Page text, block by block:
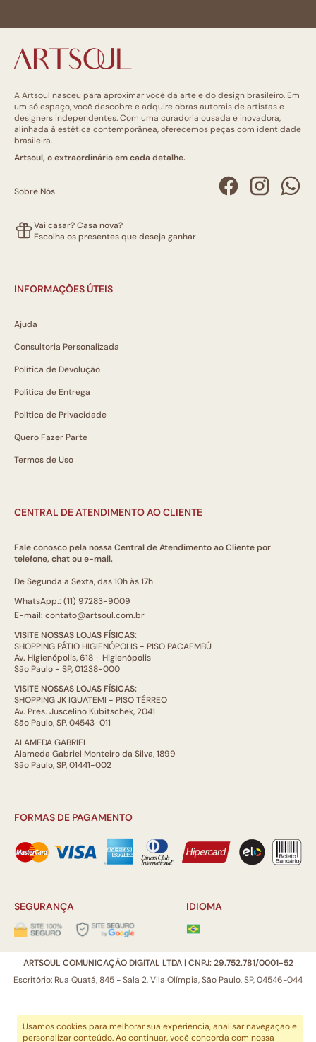
A Artsoul nasceu para aproximar você da arte e do design brasileiro. Em
um só espaço, você descobre e adquire obras autorais de artistas e
designers independentes. Com uma curadoria ousada e inovadora,
alinhada à estética contemporânea, oferecemos peças com identidade
brasileira.
Artsoul, o extraordinário em cada detalhe.
Sobre Nós
Vai casar? Casa nova?
Escolha os presentes que deseja ganhar
INFORMAÇÕES ÚTEIS
Ajuda
Consultoria Personalizada
Política de Devolução
Política de Entrega
Política de Privacidade
Quero Fazer Parte
Termos de Uso
CENTRAL DE ATENDIMENTO AO CLIENTE
Fale conosco pela nossa Central de Atendimento ao Cliente por
telefone, chat ou e-mail.
De Segunda a Sexta, das 10h às 17h
WhatsApp.: (11) 97283-9009
E-mail: contato@artsoul.com.br
VISITE NOSSAS LOJAS FÍSICAS:
SHOPPING PÁTIO HIGIENÓPOLIS - PISO PACAEMBÚ
Av. Higienópolis, 618 - Higienópolis
São Paulo - SP, 01238-000
VISITE NOSSAS LOJAS FÍSICAS:
SHOPPING JK IGUATEMI - PISO TÉRREO
Av. Pres. Juscelino Kubitschek, 2041
São Paulo, SP, 04543-011
ALAMEDA GABRIEL
Alameda Gabriel Monteiro da Silva, 1899
São Paulo, SP, 01441-002
FORMAS DE PAGAMENTO
SEGURANÇA IDIOMA
ARTSOUL COMUNICAÇÃO DIGITAL LTDA | CNPJ: 29.752.781/0001-52
Escritório: Rua Quatá, 845 - Sala 2, Vila Olímpia, São Paulo, SP, 04546-044
Usamos cookies para melhorar sua experiência, analisar navegação e
personalizar conteúdo. Ao continuar, você concorda com nossa